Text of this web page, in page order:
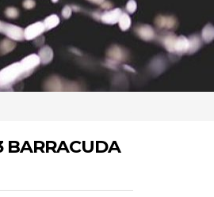
BARRACUDA